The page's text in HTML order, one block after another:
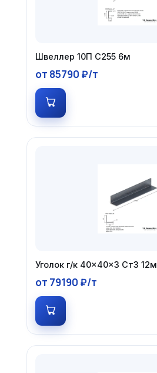
Швеллер 10П С255 6м
от 85790 ₽/т
Уголок г/к 40×40×3 Ст3 12м
от 79190 ₽/т